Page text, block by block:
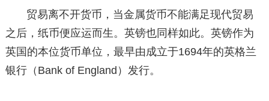
贸易离不开货币，当金属货币不能满足现代贸易
之后，纸币便应运而生。英镑也同样如此。英镑作为
英国的本位货币单位，最早由成立于1694年的英格兰
银行（Bank of England）发行。